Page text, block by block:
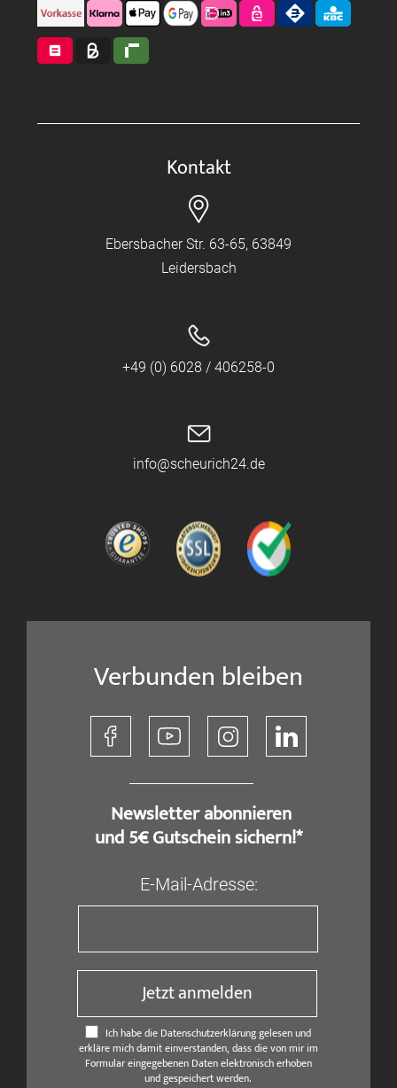
Kontakt
Ebersbacher Str. 63-65, 63849
Leidersbach
+49 (0) 6028 / 406258-0
info@scheurich24.de
Verbunden bleiben
​ Newsletter abonnieren
und 5€ Gutschein sichern!*
E-Mail-Adresse:
Jetzt anmelden
Ich habe die Datenschutzerklärung gelesen und
erkläre mich damit einverstanden, dass die von mir im
Formular eingegebenen Daten elektronisch erhoben
und gespeichert werden.